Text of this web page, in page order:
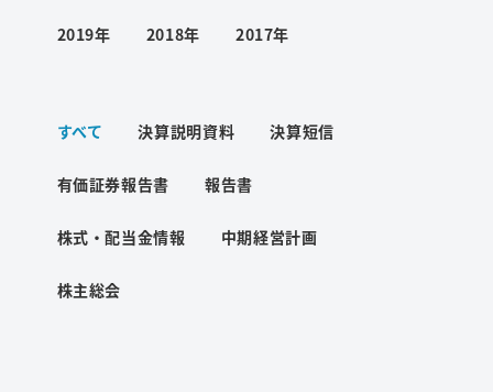
ご利用条件
2019年 2018年 2017年
すべて 決算説明資料 決算短信
有価証券報告書 報告書
株式・配当金情報 中期経営計画
株主総会